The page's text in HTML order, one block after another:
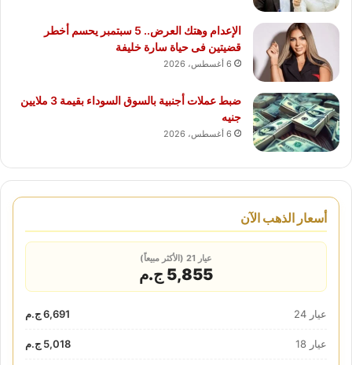
الإعدام وهتك العرض.. 5 سبتمبر يحسم أخطر
قضيتين فى حياة سارة خليفة
6 أغسطس، 2026
ضبط عملات أجنبية بالسوق السوداء بقيمة 3 ملايين
جنيه
6 أغسطس، 2026
أسعار الذهب الآن
عيار 21 (الأكثر مبيعاً)
5,855 ج.م
عيار 24 6,691 ج.م
عيار 18 5,018 ج.م